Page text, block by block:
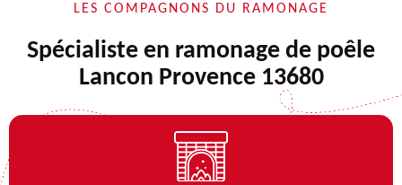
LES COMPAGNONS DU RAMONAGE
Spécialiste en ramonage de poêle
Lancon Provence 13680